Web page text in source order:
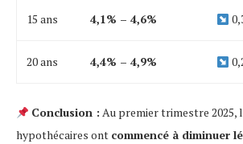
15 ans 4,1% – 4,6%
20 ans 4,4% – 4,9%
Conclusion : Au premier trimestre 2025,
hypothécaires ont commencé à diminuer